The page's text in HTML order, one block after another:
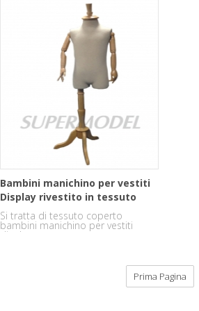
Bambini manichino per vestiti
Display rivestito in tessuto
Si tratta di tessuto coperto
bambini manichino per vestiti
display.
Prima Pagina